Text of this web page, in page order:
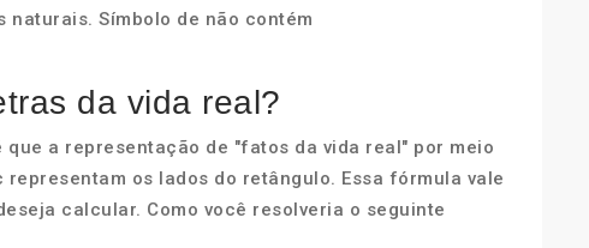
Símbolo de não contém
da vida real?
a representação de "fatos da vida real" por meio
os lados do retângulo. Essa fórmula vale
calcular. Como você resolveria o seguinte